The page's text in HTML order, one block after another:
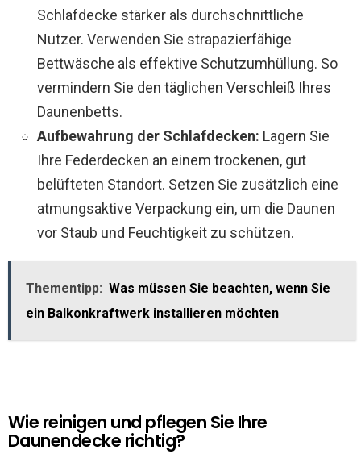
Schlafdecke stärker als durchschnittliche
Nutzer. Verwenden Sie strapazierfähige
Bettwäsche als effektive Schutzumhüllung. So
vermindern Sie den täglichen Verschleiß Ihres
Daunenbetts.
Aufbewahrung der Schlafdecken: Lagern Sie
Ihre Federdecken an einem trockenen, gut
belüfteten Standort. Setzen Sie zusätzlich eine
atmungsaktive Verpackung ein, um die Daunen
vor Staub und Feuchtigkeit zu schützen.
Thementipp: Was müssen Sie beachten, wenn Sie
ein Balkonkraftwerk installieren möchten
Wie reinigen und pflegen Sie Ihre
Daunendecke richtig?